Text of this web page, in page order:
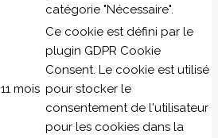
catégorie "Nécessaire".
11 mois
Ce cookie est défini par le
plugin GDPR Cookie
Consent. Le cookie est utilisé
pour stocker le
consentement de l'utilisateur
pour les cookies dans la